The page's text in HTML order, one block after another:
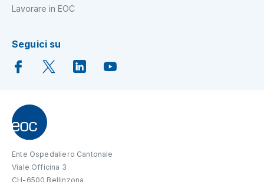
Lavorare in EOC
Seguici su
Ente Ospedaliero Cantonale
Viale Officina 3
CH-6500 Bellinzona